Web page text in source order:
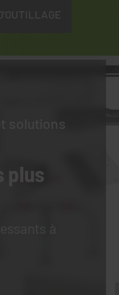
solutions
plus
à